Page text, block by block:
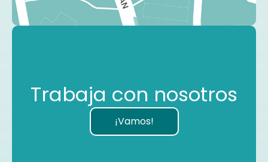
Trabaja con nosotros
¡Vamos!